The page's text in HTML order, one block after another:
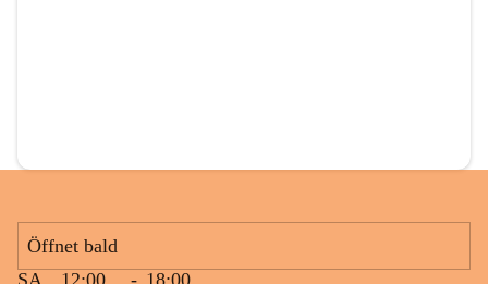
Öffnet bald
SA
12:00 - 18:00